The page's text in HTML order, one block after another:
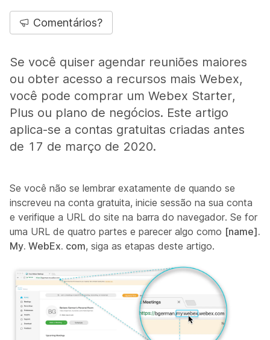
Comentários?
Se você quiser agendar reuniões maiores
ou obter acesso a recursos mais Webex,
você pode comprar um Webex Starter,
Plus ou plano de negócios. Este artigo
aplica-se a contas gratuitas criadas antes
de 17 de março de 2020.
Se você não se lembrar exatamente de quando se
inscreveu na conta gratuita, inicie sessão na sua conta
e verifique a URL do site na barra do navegador. Se for
uma URL de quatro partes e parecer algo como [name].
My. WebEx. com, siga as etapas deste artigo.